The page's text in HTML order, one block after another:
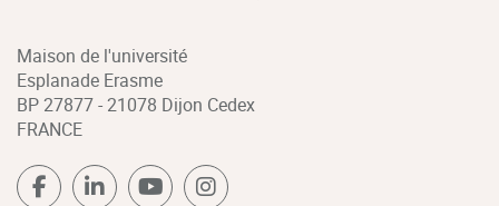
Maison de l'université
Esplanade Erasme
BP 27877 - 21078 Dijon Cedex
FRANCE